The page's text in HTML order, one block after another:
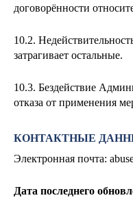
договорённости
10.2.
затрагивает остальные.
10.3. Бездействие
отказа от применения
КОНТАКТНЫЕ
Электронная почта:
Дата последнего